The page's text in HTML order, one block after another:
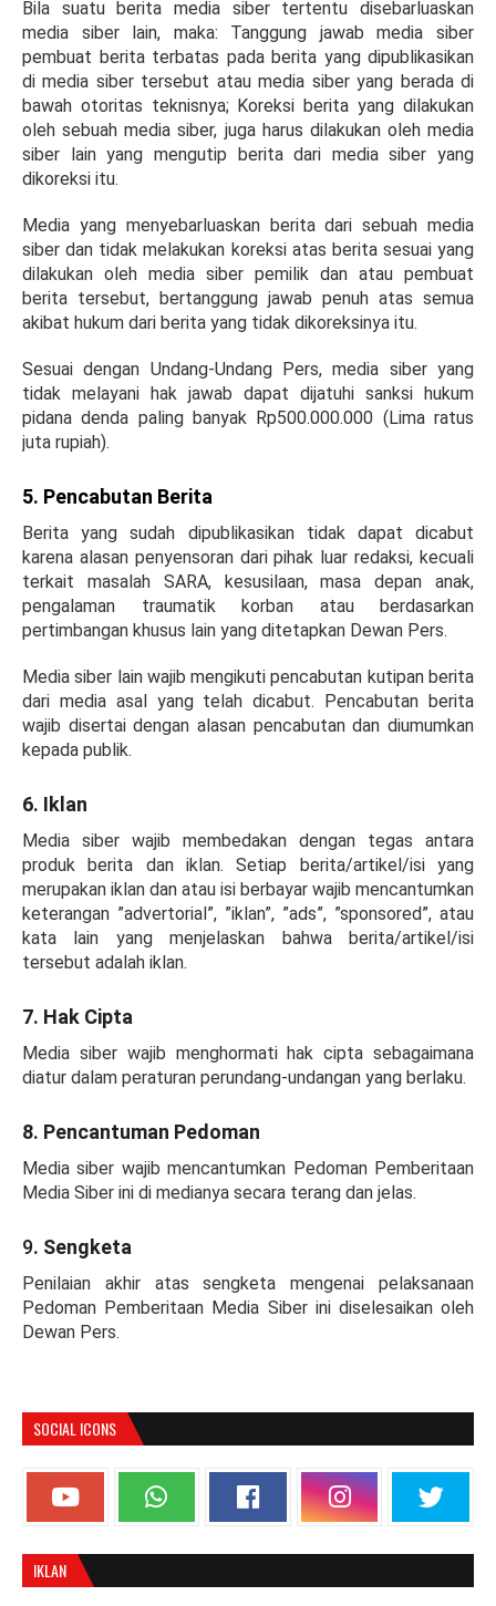
Bila suatu berita media siber tertentu disebarluaskan
media siber lain, maka: Tanggung jawab media siber
pembuat berita terbatas pada berita yang dipublikasikan
di media siber tersebut atau media siber yang berada di
bawah otoritas teknisnya; Koreksi berita yang dilakukan
oleh sebuah media siber, juga harus dilakukan oleh media
siber lain yang mengutip berita dari media siber yang
dikoreksi itu.
Media yang menyebarluaskan berita dari sebuah media
siber dan tidak melakukan koreksi atas berita sesuai yang
dilakukan oleh media siber pemilik dan atau pembuat
berita tersebut, bertanggung jawab penuh atas semua
akibat hukum dari berita yang tidak dikoreksinya itu.
Sesuai dengan Undang-Undang Pers, media siber yang
tidak melayani hak jawab dapat dijatuhi sanksi hukum
pidana denda paling banyak Rp500.000.000 (Lima ratus
juta rupiah).
5. Pencabutan Berita
Berita yang sudah dipublikasikan tidak dapat dicabut
karena alasan penyensoran dari pihak luar redaksi, kecuali
terkait masalah SARA, kesusilaan, masa depan anak,
pengalaman traumatik korban atau berdasarkan
pertimbangan khusus lain yang ditetapkan Dewan Pers.
Media siber lain wajib mengikuti pencabutan kutipan berita
dari media asal yang telah dicabut. Pencabutan berita
wajib disertai dengan alasan pencabutan dan diumumkan
kepada publik.
6. Iklan
Media siber wajib membedakan dengan tegas antara
produk berita dan iklan. Setiap berita/artikel/isi yang
merupakan iklan dan atau isi berbayar wajib mencantumkan
keterangan ”advertorial”, ”iklan”, ”ads”, ”sponsored”, atau
kata lain yang menjelaskan bahwa berita/artikel/isi
tersebut adalah iklan.
7. Hak Cipta
Media siber wajib menghormati hak cipta sebagaimana
diatur dalam peraturan perundang-undangan yang berlaku.
8. Pencantuman Pedoman
Media siber wajib mencantumkan Pedoman Pemberitaan
Media Siber ini di medianya secara terang dan jelas.
9. Sengketa
Penilaian akhir atas sengketa mengenai pelaksanaan
Pedoman Pemberitaan Media Siber ini diselesaikan oleh
Dewan Pers.
SOCIAL ICONS
IKLAN